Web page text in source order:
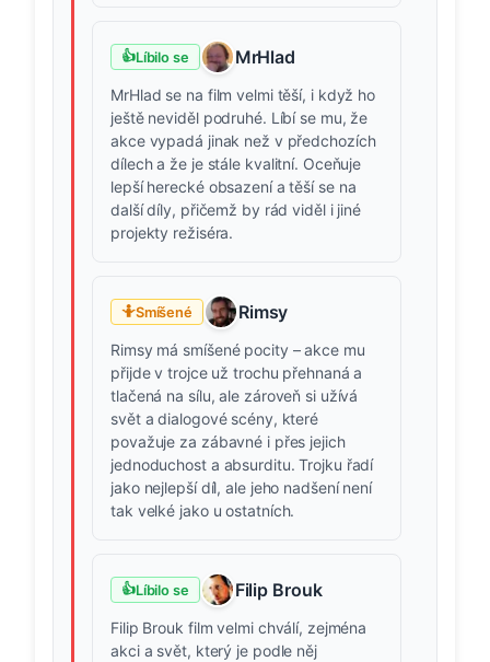
👍Líbilo se MrHlad
MrHlad se na film velmi těší, i když ho
ještě neviděl podruhé. Líbí se mu, že
akce vypadá jinak než v předchozích
dílech a že je stále kvalitní. Oceňuje
lepší herecké obsazení a těší se na
další díly, přičemž by rád viděl i jiné
projekty režiséra.
🤷Smíšené Rimsy
Rimsy má smíšené pocity – akce mu
přijde v trojce už trochu přehnaná a
tlačená na sílu, ale zároveň si užívá
svět a dialogové scény, které
považuje za zábavné i přes jejich
jednoduchost a absurditu. Trojku řadí
jako nejlepší díl, ale jeho nadšení není
tak velké jako u ostatních.
👍Líbilo se Filip Brouk
Filip Brouk film velmi chválí, zejména
akci a svět, který je podle něj